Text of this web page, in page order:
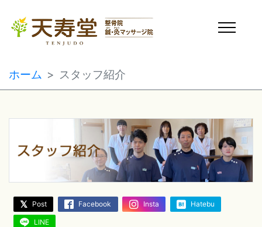
ホーム スタッフ紹介
Post Facebook Insta Hatebu
LINE